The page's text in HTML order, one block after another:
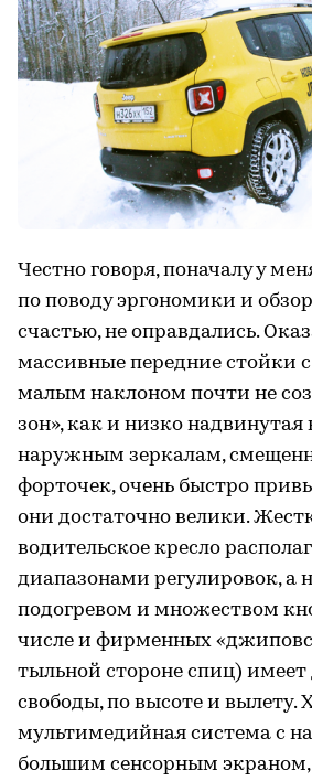
Честно говоря, поначалу у
по поводу эргономики и
счастью, не оправдались.
массивные передние стойки
малым наклоном почти не
зон», как и низко
наружным зеркалам,
форточек, очень быстро
они достаточно велики.
водительское кресло
диапазонами регулировок, а
подогревом и множеством
числе и фирменных
тыльной стороне спиц) имеет
свободы, по высоте и вылету.
мультимедийная система с
большим сенсорным